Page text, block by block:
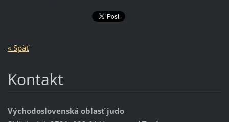
« Späť
Kontakt
Východoslovenská oblasť judo